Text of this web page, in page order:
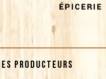
PRODUCTEURS